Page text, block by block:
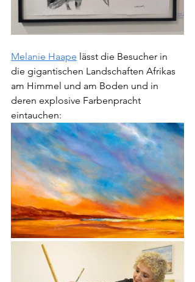
Melanie Haape lässt die Besucher in
die gigantischen Landschaften Afrikas
am Himmel und am Boden und in
deren explosive Farbenpracht
eintauchen: